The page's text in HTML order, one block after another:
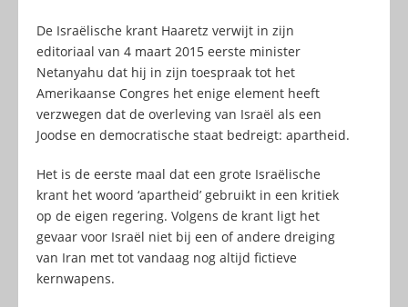
De Israëlische krant Haaretz verwijt in zijn
editoriaal van 4 maart 2015 eerste minister
Netanyahu dat hij in zijn toespraak tot het
Amerikaanse Congres het enige element heeft
verzwegen dat de overleving van Israël als een
Joodse en democratische staat bedreigt: apartheid.
Het is de eerste maal dat een grote Israëlische
krant het woord ‘apartheid’ gebruikt in een kritiek
op de eigen regering. Volgens de krant ligt het
gevaar voor Israël niet bij een of andere dreiging
van Iran met tot vandaag nog altijd fictieve
kernwapens.